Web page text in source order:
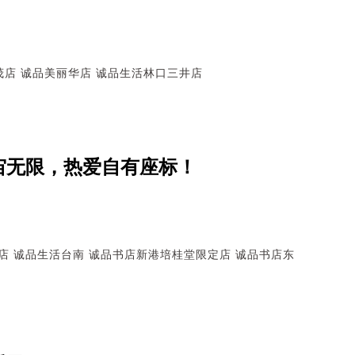
店 诚品美丽华店 诚品生活林口三井店
限，热爱自有座标！
诚品生活台南 诚品书店新港培桂堂限定店 诚品书店东